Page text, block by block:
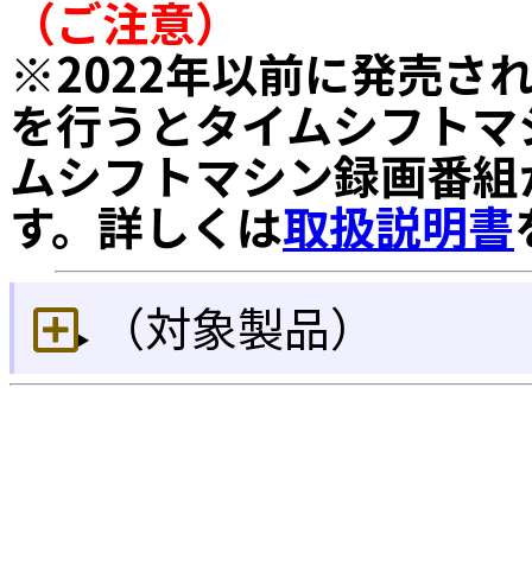
（ご注意）
※2022年以前に発売さ
を行うとタイムシフト
ムシフトマシン録画番
す。詳しくは取扱説明書
（対象製品）